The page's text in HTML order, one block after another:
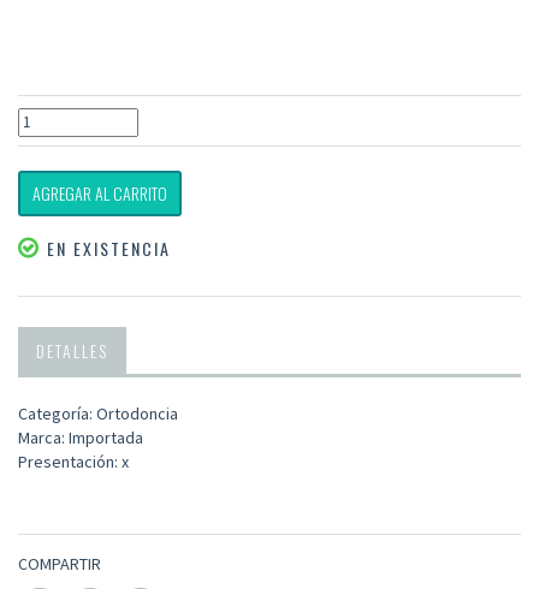
AGREGAR AL CARRITO
EN EXISTENCIA
DETALLES
Categoría: Ortodoncia
Marca: Importada
Presentación: x
COMPARTIR